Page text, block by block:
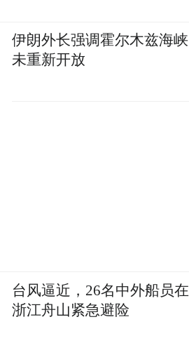
伊朗外长强调霍尔木兹海峡
未重新开放
台风逼近，26名中外船员在
浙江舟山紧急避险